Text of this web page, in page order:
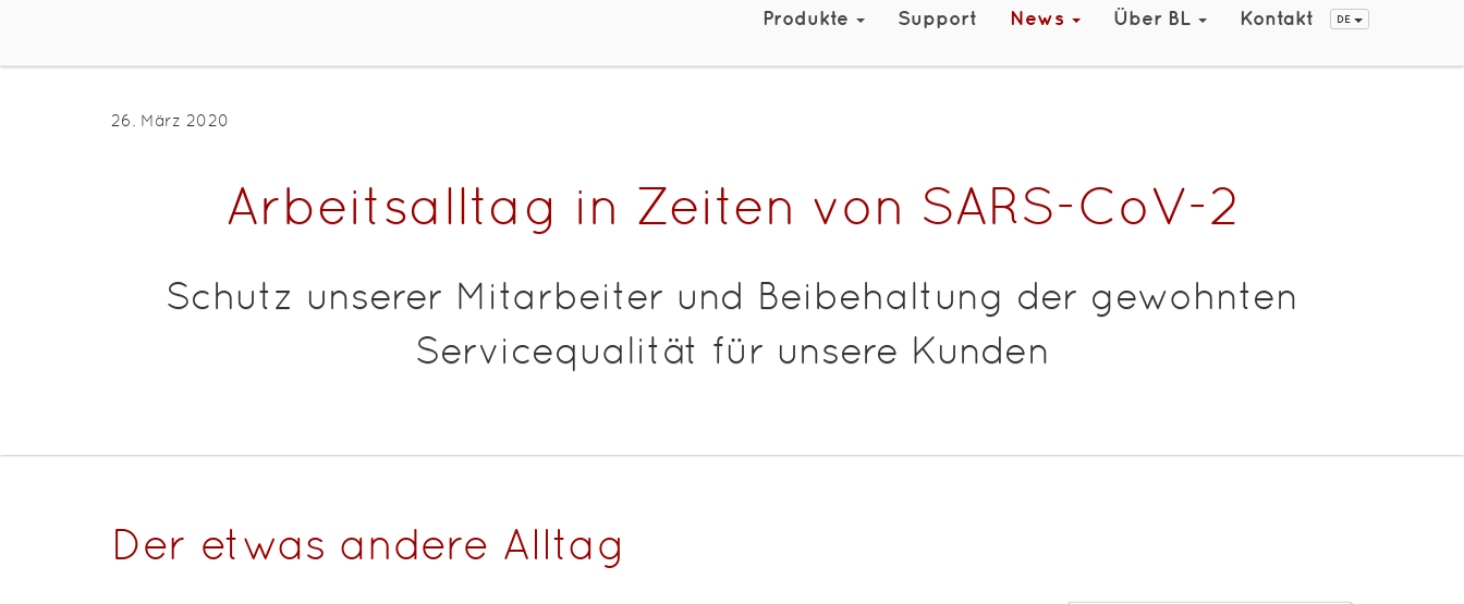
Produkte Support News Über BL Kontakt DE
26. März 2020
Arbeitsalltag in Zeiten von SARS-CoV-2
Schutz unserer Mitarbeiter und Beibehaltung der gewohnten
Servicequalität für unsere Kunden
Der etwas andere Alltag